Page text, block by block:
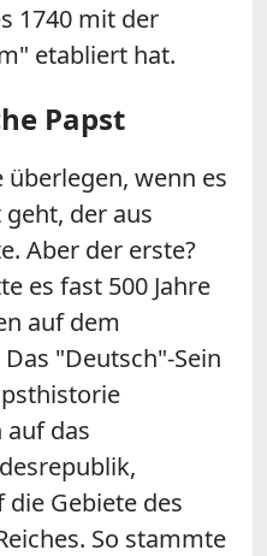
1740 mit der
etabliert hat.
Papst
wenn es
der aus
Aber der erste?
es fast 500 Jahre
auf dem
"Deutsch"-Sein
das
Gebiete des
So stammte